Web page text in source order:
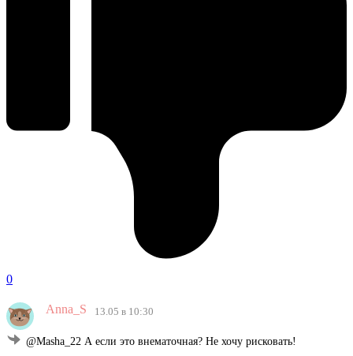
0
Anna_S 13.05 в 10:30
@Masha_22 А если это внематочная? Не хочу рисковать!